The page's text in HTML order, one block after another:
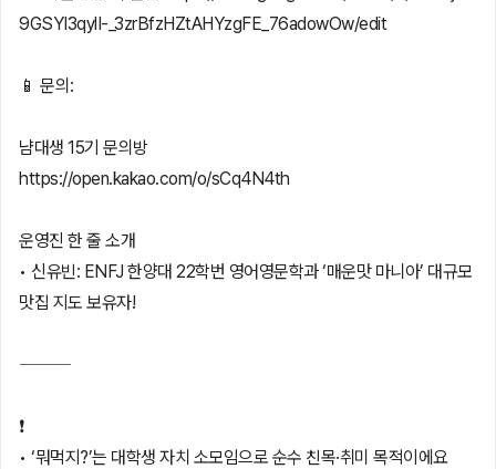
9GSYI3qylI-_3zrBfzHZtAHYzgFE_76adowOw/edit
📱 문의:
냠대생 15기 문의방
https://open.kakao.com/o/sCq4N4th
운영진 한 줄 소개
• 신유빈: ENFJ 한양대 22학번 영어영문학과 ‘매운맛 마니아’ 대규모
맛집 지도 보유자!
⸻
❗
• ‘뭐먹지?’는 대학생 자치 소모임으로 순수 친목·취미 목적이에요